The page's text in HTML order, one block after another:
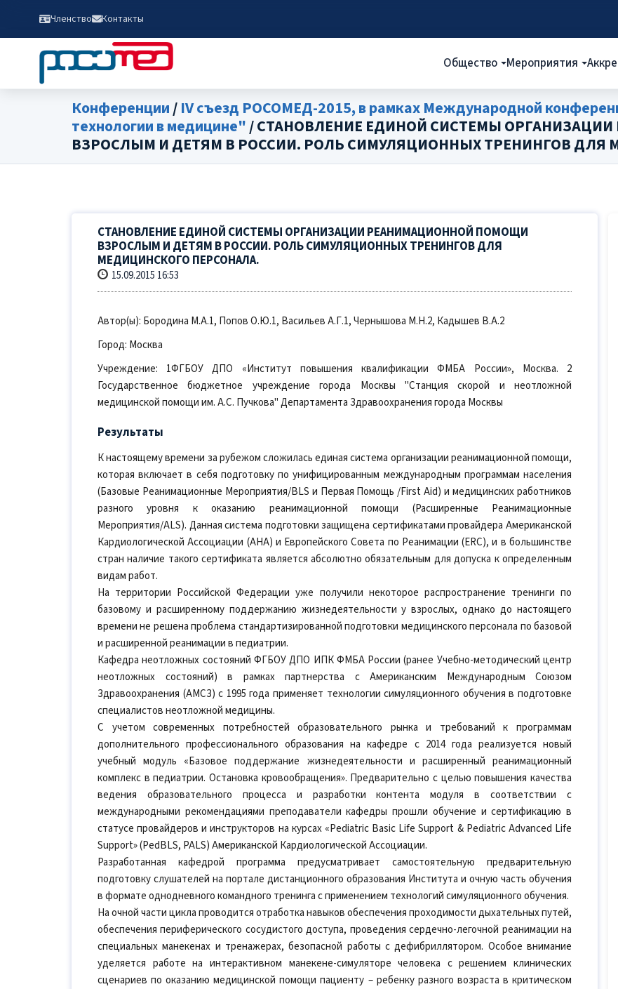
Членство Контакты
Общество Мероприятия
Конференции/IV съезд РОСОМЕД-2015, в рамках Международной
технологии в медицине"/ СТАНОВЛЕНИЕ ЕДИНОЙ СИСТЕМЫ
ВЗРОСЛЫМ И ДЕТЯМ В РОССИИ. РОЛЬ СИМУЛЯЦИОННЫХ ТРЕНИНГОВ ДЛЯ
СТАНОВЛЕНИЕ ЕДИНОЙ СИСТЕМЫ ОРГАНИЗАЦИИ РЕАНИМАЦИОННОЙ ПОМОЩИ
ВЗРОСЛЫМ И ДЕТЯМ В РОССИИ. РОЛЬ СИМУЛЯЦИОННЫХ ТРЕНИНГОВ ДЛЯ
МЕДИЦИНСКОГО ПЕРСОНАЛА.
15.09.2015 16:53
Автор(ы): Бородина М.А.1, Попов О.Ю.1, Васильев А.Г.1, Чернышова М.Н.2, Кадышев В.А.2
Город: Москва
Учреждение: 1ФГБОУ ДПО «Институт повышения квалификации ФМБА России», Москва. 2
Государственное бюджетное учреждение города Москвы "Станция скорой и неотложной
медицинской помощи им. А.С. Пучкова" Департамента Здравоохранения города Москвы
Результаты
К настоящему времени за рубежом сложилась единая система организации реанимационной помощи,
которая включает в себя подготовку по унифицированным международным программам населения
(Базовые Реанимационные Мероприятия/BLS и Первая Помощь /First Aid) и медицинских работников
разного уровня к оказанию реанимационной помощи (Расширенные Реанимационные
Мероприятия/ALS). Данная система подготовки защищена сертификатами провайдера Американской
Кардиологической Ассоциации (AHA) и Европейского Совета по Реанимации (ERC), и в большинстве
стран наличие такого сертификата является абсолютно обязательным для допуска к определенным
видам работ.
На территории Российской Федерации уже получили некоторое распространение тренинги по
базовому и расширенному поддержанию жизнедеятельности у взрослых, однако до настоящего
времени не решена проблема стандартизированной подготовки медицинского персонала по базовой
и расширенной реанимации в педиатрии.
Кафедра неотложных состояний ФГБОУ ДПО ИПК ФМБА России (ранее Учебно-методический центр
неотложных состояний) в рамках партнерства с Американским Международным Союзом
Здравоохранения (АМСЗ) с 1995 года применяет технологии симуляционного обучения в подготовке
специалистов неотложной медицины.
С учетом современных потребностей образовательного рынка и требований к программам
дополнительного профессионального образования на кафедре с 2014 года реализуется новый
учебный модуль «Базовое поддержание жизнедеятельности и расширенный реанимационный
комплекс в педиатрии. Остановка кровообращения». Предварительно с целью повышения качества
ведения образовательного процесса и разработки контента модуля в соответствии с
международными рекомендациями преподаватели кафедры прошли обучение и сертификацию в
статусе провайдеров и инструкторов на курсах «Pediatric Basic Life Support & Pediatric Advanced Life
Support» (PedBLS, PALS) Американской Кардиологической Ассоциации.
Разработанная кафедрой программа предусматривает самостоятельную предварительную
подготовку слушателей на портале дистанционного образования Института и очную часть обучения
в формате однодневного командного тренинга с применением технологий симуляционного обучения.
На очной части цикла проводится отработка навыков обеспечения проходимости дыхательных путей,
обеспечения периферического сосудистого доступа, проведения сердечно-легочной реанимации на
специальных манекенах и тренажерах, безопасной работы с дефибриллятором. Особое внимание
уделяется работе на интерактивном манекене-симуляторе человека с решением клинических
сценариев по оказанию медицинской помощи пациенту – ребенку разного возраста в критическом